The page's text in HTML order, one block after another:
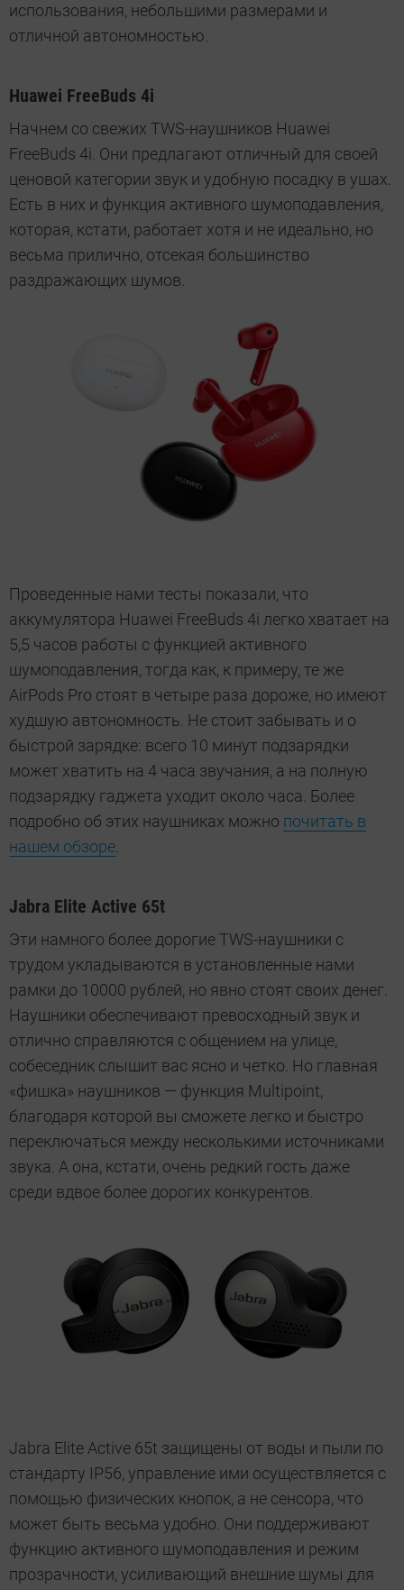
использования, небольшими размерами и
отличной автономностью.
Huawei FreeBuds 4i
Начнем со свежих TWS-наушников Huawei
FreeBuds 4i. Они предлагают отличный для своей
ценовой категории звук и удобную посадку в ушах.
Есть в них и функция активного шумоподавления,
которая, кстати, работает хотя и не идеально, но
весьма прилично, отсекая большинство
раздражающих шумов.
Проведенные нами тесты показали, что
аккумулятора Huawei FreeBuds 4i легко хватает на
5,5 часов работы с функцией активного
шумоподавления, тогда как, к примеру, те же
AirPods Pro стоят в четыре раза дороже, но имеют
худшую автономность. Не стоит забывать и о
быстрой зарядке: всего 10 минут подзарядки
может хватить на 4 часа звучания, а на полную
подзарядку гаджета уходит около часа. Более
подробно об этих наушниках можно почитать в
нашем обзоре.
Jabra Elite Active 65t
Эти намного более дорогие TWS-наушники с
трудом укладываются в установленные нами
рамки до 10000 рублей, но явно стоят своих денег.
Наушники обеспечивают превосходный звук и
отлично справляются с общением на улице,
собеседник слышит вас ясно и четко. Но главная
«фишка» наушников — функция Multipoint,
благодаря которой вы сможете легко и быстро
переключаться между несколькими источниками
звука. А она, кстати, очень редкий гость даже
среди вдвое более дорогих конкурентов.
Jabra Elite Active 65t защищены от воды и пыли по
стандарту IP56, управление ими осуществляется с
помощью физических кнопок, а не сенсора, что
может быть весьма удобно. Они поддерживают
функцию активного шумоподавления и режим
прозрачности, усиливающий внешние шумы для